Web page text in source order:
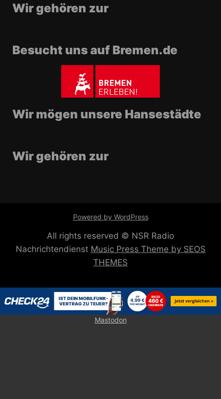
Wir gehören zur
Besucht uns auf Bremen.de
Wir mögen unsere Hansestädte
Wir gehören zur
Powered by WordPress
All rights reserved © NSR Radio
Nachrichtendienst Music Press Theme by SEOS
THEMES
Mastodon